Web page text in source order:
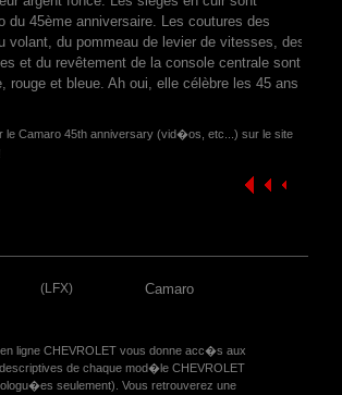
du 45ème anniversaire. Les coutures des
volant, du pommeau de levier de vitesses, des
et du revêtement de la console centrale sont
rouge et bleue. Ah oui, elle célèbre les 45 ans
le Camaro 45th anniversary (vid�os, etc...) sur le site
(LFX) Camaro
ligne CHEVROLET vous donne acc�s aux
de chaque mod�le CHEVROLET
seulement). Vous retrouverez une